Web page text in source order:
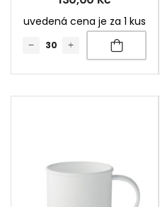
uvedená cena je za 1 kus